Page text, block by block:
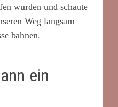
wurden und schaute
Weg langsam
bahnen.
ein